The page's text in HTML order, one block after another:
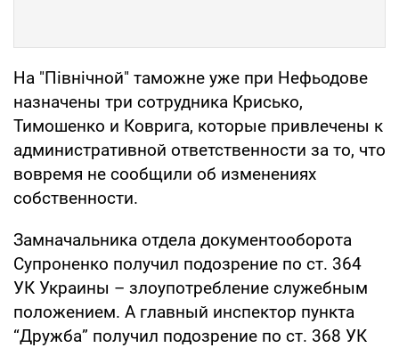
На "Північной" таможне уже при Нефьодове
назначены три сотрудника Крисько,
Тимошенко и Коврига, которые привлечены к
административной ответственности за то, что
вовремя не сообщили об изменениях
собственности.
Замначальника отдела документооборота
Супроненко получил подозрение по ст. 364
УК Украины – злоупотребление служебным
положением. А главный инспектор пункта
“Дружба” получил подозрение по ст. 368 УК